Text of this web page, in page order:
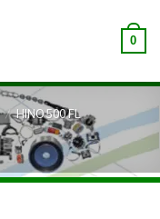
0
/ HINO 500 FL